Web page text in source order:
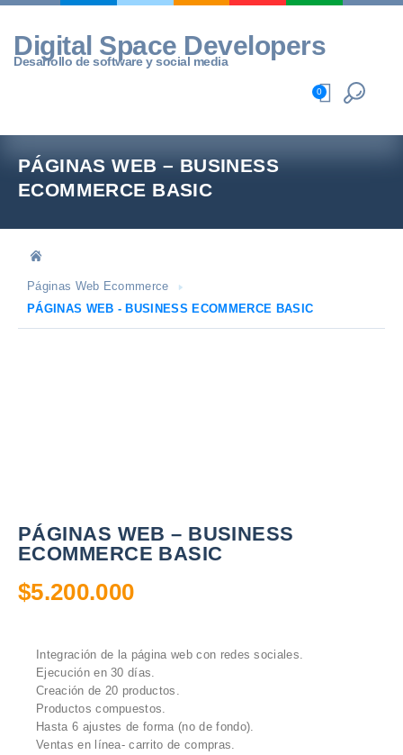
Skip
content
Digital Space Developers
Desarrollo de software y social media
0
PÁGINAS WEB – BUSINESS
ECOMMERCE BASIC
Páginas Web Ecommerce
PÁGINAS WEB - BUSINESS ECOMMERCE BASIC
PÁGINAS WEB – BUSINESS
ECOMMERCE BASIC
$5.200.000
Integración de la página web con redes sociales.
Ejecución en 30 días.
Creación de 20 productos.
Productos compuestos.
Hasta 6 ajustes de forma (no de fondo).
Ventas en línea- carrito de compras.